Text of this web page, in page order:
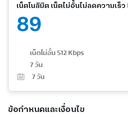
เน็ตโนลิมิต เน็ตไม่อั้นไม่ลดความเร็ว
89
เน็ตไม่อั้น 512 Kbps
7 วัน
7 วัน
ข้อกำหนดและเงื่อนไข